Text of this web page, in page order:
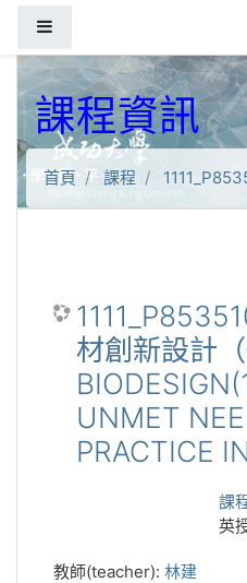
課程資訊
首頁 課程
材創新設計（
UNMET
PRACTICE
課
英
教師(teacher): 林建